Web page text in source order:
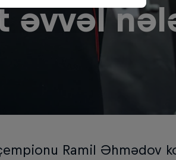
əvvəl
Ramil Əhmədov